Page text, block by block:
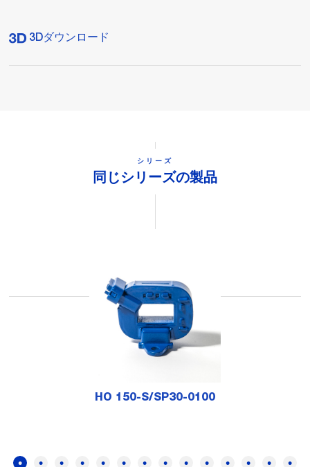
3Dダウンロード
シリーズ
同じシリーズの製品
HO 150-S/SP30-0100